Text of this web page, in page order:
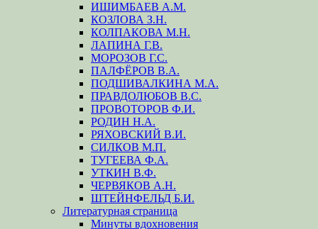
ИШИМБАЕВ А.М.
КОЗЛОВА З.Н.
КОЛПАКОВА М.Н.
ЛАПИНА Г.В.
МОРОЗОВ Г.С.
ПАЛФЁРОВ В.А.
ПОДШИВАЛКИНА М.А.
ПРАВДОЛЮБОВ В.С.
ПРОВОТОРОВ Ф.И.
РОДИН Н.А.
РЯХОВСКИЙ В.И.
СИЛКОВ М.П.
ТУГЕЕВА Ф.А.
УТКИН В.Ф.
ЧЕРВЯКОВ А.Н.
ШТЕЙНФЕЛЬД Б.И.
Литературная страница
Минуты вдохновения